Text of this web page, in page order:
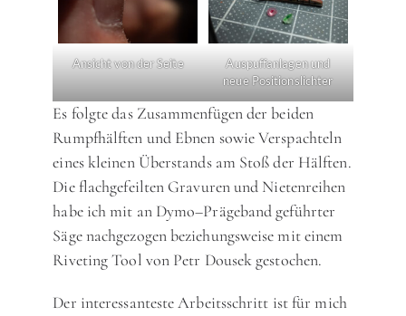
Ansicht von der Seite
Auspuffanlagen und
neue Positionslichter
Es folgte das Zusammenfügen der beiden
Rumpfhälften und Ebnen sowie Verspachteln
eines kleinen Überstands am Stoß der Hälften.
Die flachgefeilten Gravuren und Nietenreihen
habe ich mit an Dymo–Prägeband geführter
Säge nachgezogen beziehungsweise mit einem
Riveting Tool von Petr Dousek gestochen.
Der interessanteste Arbeitsschritt ist für mich